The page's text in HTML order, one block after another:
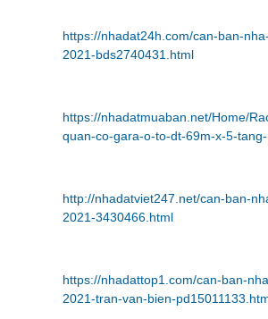
https://nhadat24h.com/can-ban-
2021-bds2740431.html
https://nhadatmuaban.net/Home/
quan-co-gara-o-to-dt-69m-x-5-
http://nhadatviet247.net/can-ban-
2021-3430466.html
https://nhadattop1.com/can-ban-
2021-tran-van-bien-